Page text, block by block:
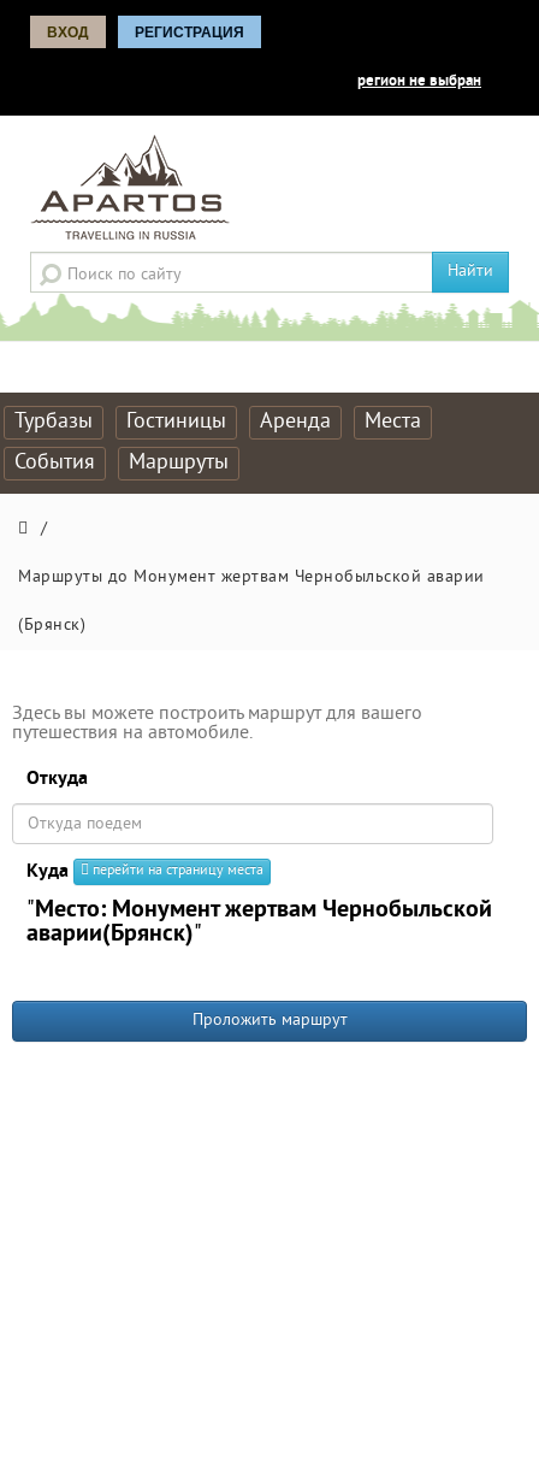
ВХОД РЕГИСТРАЦИЯ
регион не выбран
Найти
Турбазы Гостиницы Аренда
Места
События
Маршруты
/
Маршруты до Монумент жертвам Чернобыльской аварии
(Брянск)
Здесь вы можете построить маршрут для вашего
путешествия на автомобиле.
Откуда
Куда перейти на страницу места
"Место: Монумент жертвам Чернобыльской
аварии(Брянск)"
Проложить маршрут